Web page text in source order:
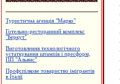
Туристична агенція "Марко"
Готельно-ресторанний комплекс
"Беркут"
Виготовлення технологічного
устаткування штампів і пресформ,
ПП "Альянс"
Профспілкове товариство імігрантів
в Італії